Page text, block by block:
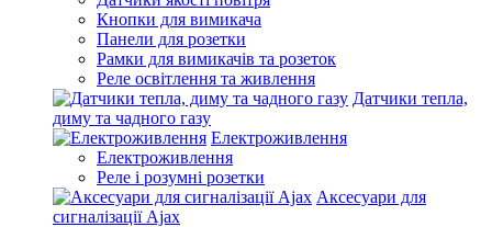
Кнопки для вимикача
Панели для розетки
Рамки для вимикачів та розеток
Реле освітлення та живлення
Датчики тепла,
диму та чадного газу
Електроживлення
Електроживлення
Реле і розумні розетки
Аксесуари для
сигналізації Ajax